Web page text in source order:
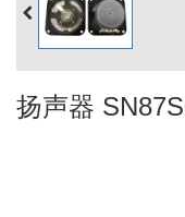
扬声器